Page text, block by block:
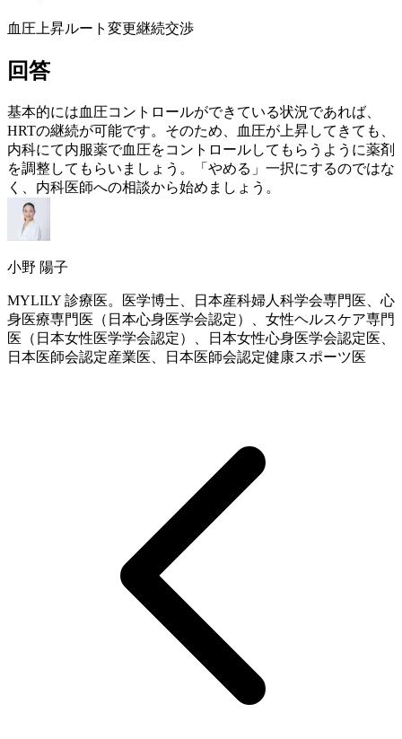
血圧上昇ルート変更継続交渉
回答
基本的には血圧コントロールができている状況であれば、
HRTの継続が可能です。そのため、血圧が上昇してきても、
内科にて内服薬で血圧をコントロールしてもらうように薬剤
を調整してもらいましょう。「やめる」一択にするのではな
く、内科医師への相談から始めましょう。
小野 陽子
MYLILY 診療医。医学博士、日本産科婦人科学会専門医、心
身医療専門医（日本心身医学会認定）、女性ヘルスケア専門
医（日本女性医学学会認定）、日本女性心身医学会認定医、
日本医師会認定産業医、日本医師会認定健康スポーツ医